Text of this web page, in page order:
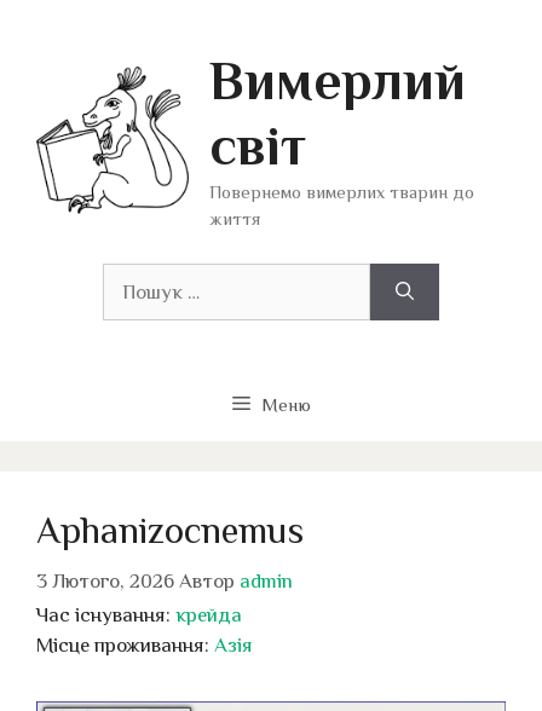
Вимерлий
світ
Повернемо вимерлих тварин до
життя
Меню
Aphanizocnemus
3 Лютого, 2026 Автор admin
Час існування: крейда
Місце проживання: Азія